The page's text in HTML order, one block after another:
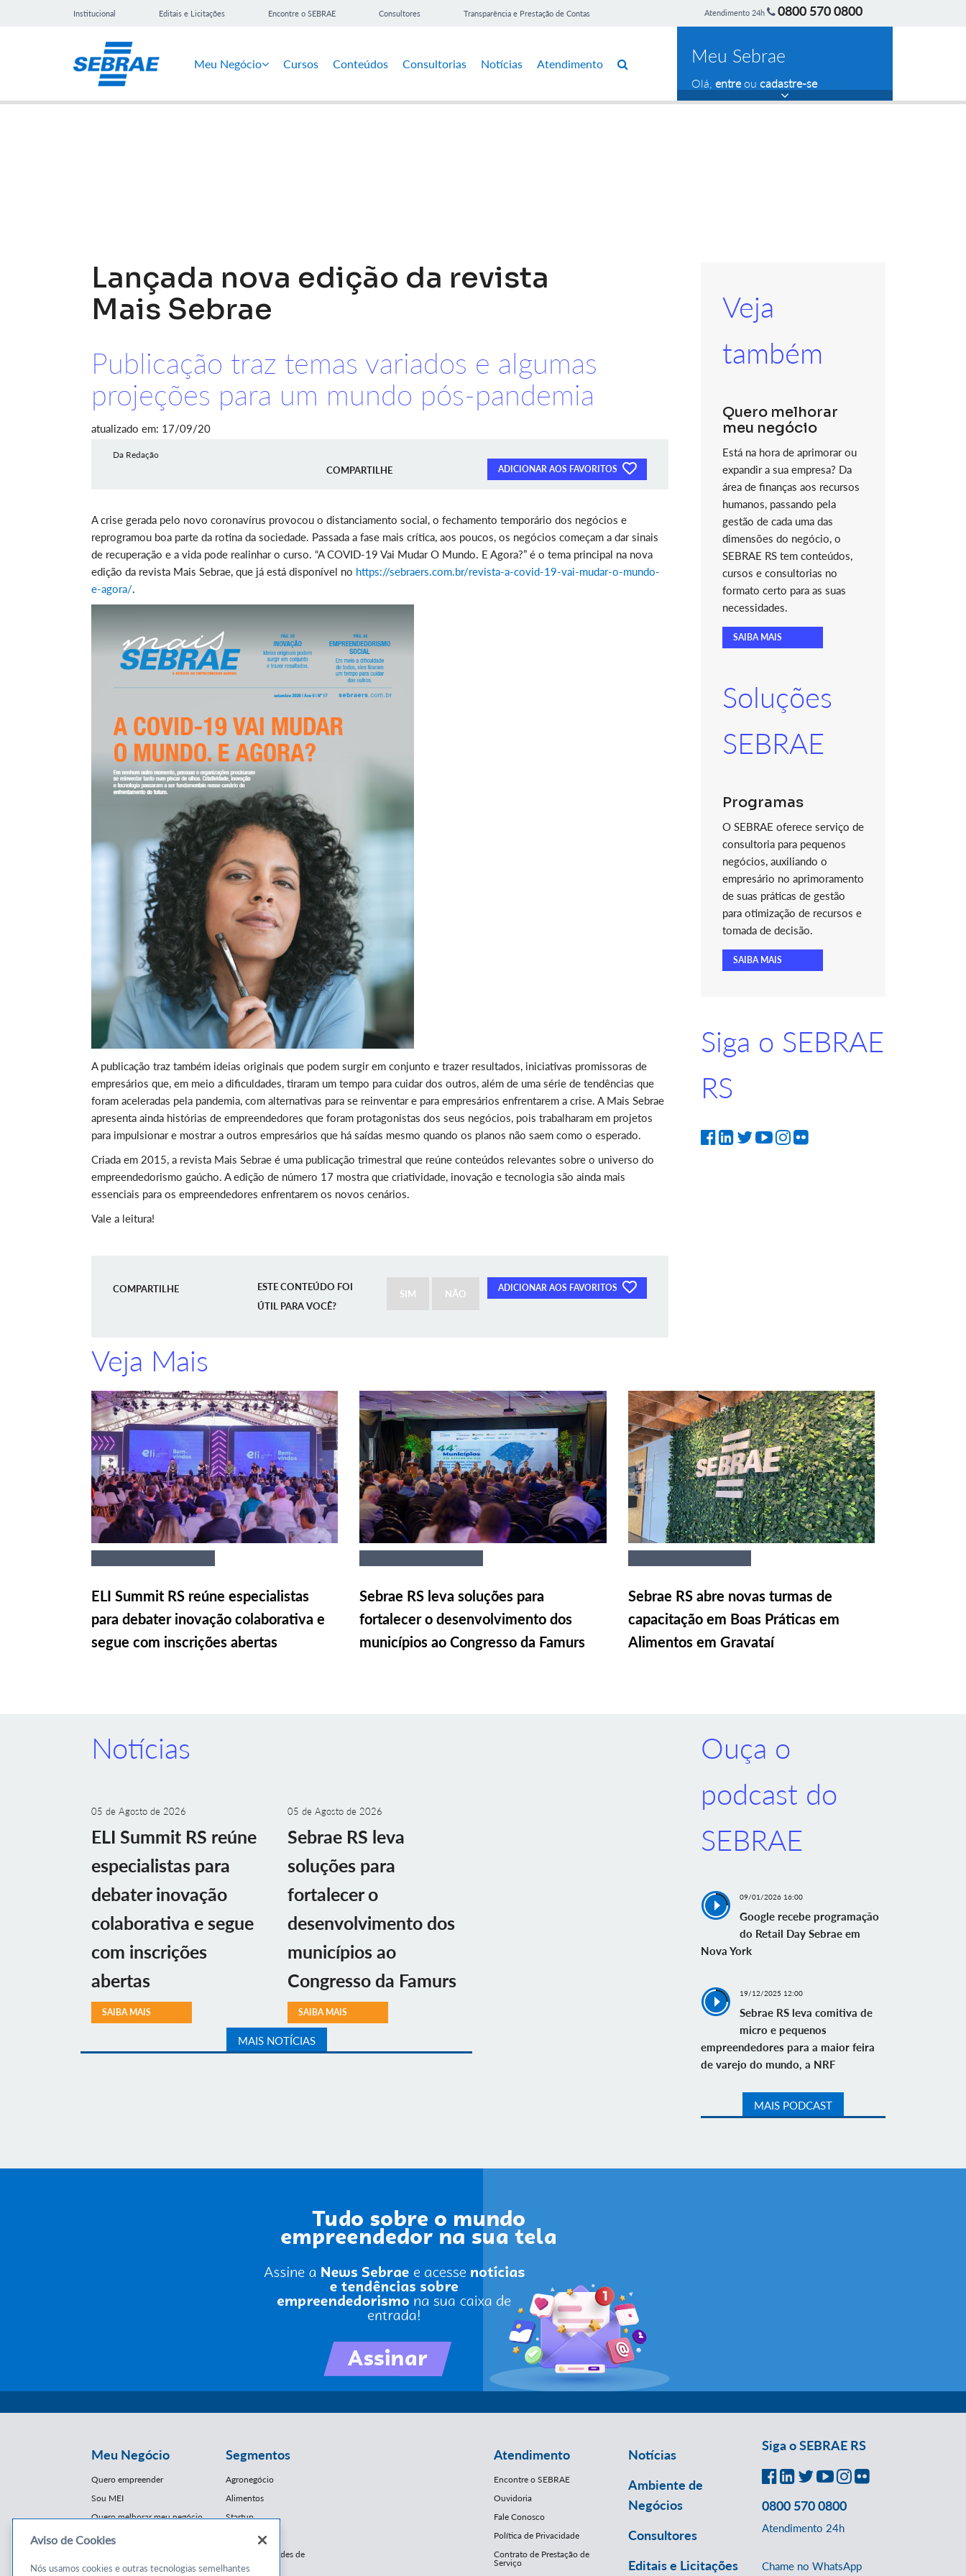
Institucional Editais e Licitações Encontre o SEBRAE Consultores Transparência e Prestação de Contas Atendimento 24h 0800 570 0800
Meu Negócio Cursos Conteúdos Consultorias Notícias Atendimento Meu Sebrae
Olá, entreou cadastre-se
Lançada nova edição da revista
Mais Sebrae
Publicação traz temas variados e algumas
projeções para um mundo pós-pandemia
atualizado em: 17/09/20
Da Redação
COMPARTILHE ADICIONAR AOS FAVORITOS
A crise gerada pelo novo coronavírus provocou o distanciamento social, o fechamento temporário dos negócios e
reprogramou boa parte da rotina da sociedade. Passada a fase mais crítica, aos poucos, os negócios começam a dar sinais
de recuperação e a vida pode realinhar o curso. “A COVID-19 Vai Mudar O Mundo. E Agora?” é o tema principal na nova
edição da revista Mais Sebrae, que já está disponível no https://sebraers.com.br/revista-a-covid-19-vai-mudar-o-mundo-
e-agora/.
A publicação traz também ideias originais que podem surgir em conjunto e trazer resultados, iniciativas promissoras de
empresários que, em meio a dificuldades, tiraram um tempo para cuidar dos outros, além de uma série de tendências que
foram aceleradas pela pandemia, com alternativas para se reinventar e para empresários enfrentarem a crise. A Mais Sebrae
apresenta ainda histórias de empreendedores que foram protagonistas dos seus negócios, pois trabalharam em projetos
para impulsionar e mostrar a outros empresários que há saídas mesmo quando os planos não saem como o esperado.
Criada em 2015, a revista Mais Sebrae é uma publicação trimestral que reúne conteúdos relevantes sobre o universo do
empreendedorismo gaúcho. A edição de número 17 mostra que criatividade, inovação e tecnologia são ainda mais
essenciais para os empreendedores enfrentarem os novos cenários.
Vale a leitura!
COMPARTILHE ADICIONAR AOS FAVORITOS
ESTE CONTEÚDO FOI
ÚTIL PARA VOCÊ?
SIM NÃO
Veja
também
Quero melhorar
meu negócio
Está na hora de aprimorar ou
expandir a sua empresa? Da
área de finanças aos recursos
humanos, passando pela
gestão de cada uma das
dimensões do negócio, o
SEBRAE RS tem conteúdos,
cursos e consultorias no
formato certo para as suas
necessidades.
SAIBA MAIS
Soluções
SEBRAE
Programas
O SEBRAE oferece serviço de
consultoria para pequenos
negócios, auxiliando o
empresário no aprimoramento
de suas práticas de gestão
para otimização de recursos e
tomada de decisão.
SAIBA MAIS
Siga o SEBRAE
RS
Veja Mais
ELI Summit RS reúne especialistas
para debater inovação colaborativa e
segue com inscrições abertas
Sebrae RS leva soluções para
fortalecer o desenvolvimento dos
municípios ao Congresso da Famurs
Sebrae RS abre novas turmas de
capacitação em Boas Práticas em
Alimentos em Gravataí
Notícias
05 de Agosto de 2026
ELI Summit RS reúne
especialistas para
debater inovação
colaborativa e segue
com inscrições
abertas
SAIBA MAIS
05 de Agosto de 2026
Sebrae RS leva
soluções para
fortalecer o
desenvolvimento dos
municípios ao
Congresso da Famurs
SAIBA MAIS
MAIS NOTÍCIAS
Ouça o
podcast do
SEBRAE
09/01/2026 16:00
Google recebe programação
do Retail Day Sebrae em
Nova York
19/12/2025 12:00
Sebrae RS leva comitiva de
micro e pequenos
empreendedores para a maior feira
de varejo do mundo, a NRF
MAIS PODCAST
Meu Negócio
Quero empreender
Sou MEI
Quero melhorar meu negócio
Conteúdos
Segmentos
Agronegócio
Alimentos
Startup
E-Commerce
Franquias / Redes de
Cooperação
Atendimento
Encontre o SEBRAE
Ouvidoria
Fale Conosco
Política de Privacidade
Contrato de Prestação de
Serviço
Notícias
Ambiente de
Negócios
Consultores
Editais e Licitações
Siga o SEBRAE RS
0800 570 0800
Atendimento 24h
Chame no WhatsApp
Aviso de Cookies
Nós usamos cookies e outras tecnologias semelhantes